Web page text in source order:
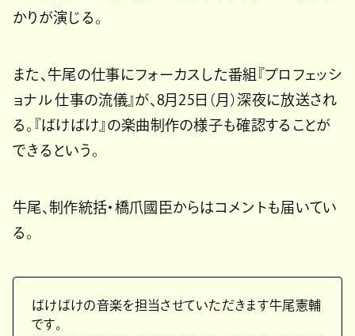
かりが演じる。
また、牛尾の仕事にフォーカスした番組『プロフェッシ
ョナル 仕事の流儀』が、8月25日（月）深夜に放送され
る。『ばけばけ』の楽曲制作の様子も確認することが
できるという。
牛尾、制作統括・橋爪國臣からはコメントも届いてい
る。
ばけばけの音楽を担当させていただきます牛尾憲輔
です。